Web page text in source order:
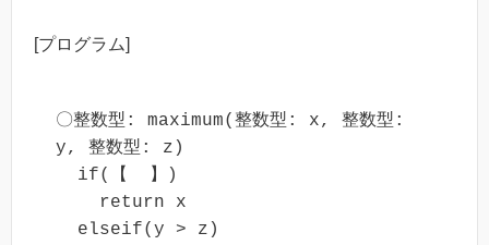
[プログラム]
〇整数型: maximum(整数型: x, 整数型:
y, 整数型: z)